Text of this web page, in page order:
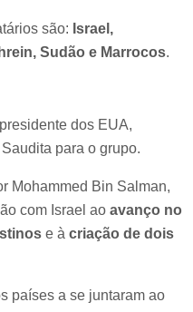
são: Israel,
Sudão e Marrocos.
dos EUA,
para o grupo.
Mohammed Bin Salman,
com Israel ao avanço no
e à criação de dois
países a se juntaram ao